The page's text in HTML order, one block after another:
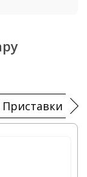
и
АЛЬФА-М",
В нашем
приставки (15)